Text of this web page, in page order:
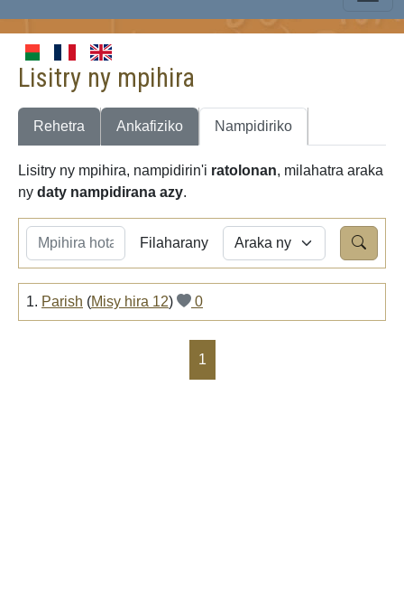
Lisitry ny mpihira
Rehetra Ankafiziko Nampidiriko
Lisitry ny mpihira, nampidirin'i ratolonan, milahatra araka
ny daty nampidirana azy.
Filaharany
1. Parish (Misy hira 12) 0
1